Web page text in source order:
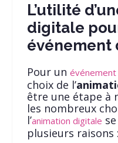
L’utilité
digitale
événement
Pour un événement
choix de l’
être une étape à
les nombreux
l’animation digitale
plusieurs raisons :